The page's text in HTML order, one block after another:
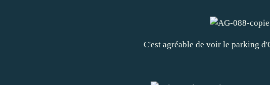
C'est agréable de voir le parking